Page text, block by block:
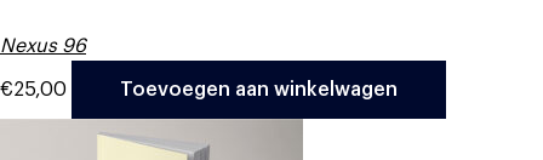
Nexus 96
€25,00 Toevoegen aan winkelwagen